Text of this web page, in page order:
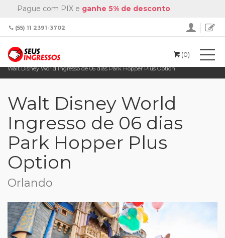
Pague com PIX e ganhe 5% de desconto
(55) 11 2391-3702
(0)
Home
Disney
Walt Disney World Ingresso de 06 dias Park Hopper Plus Option
Walt Disney World
Ingresso de 06 dias
Park Hopper Plus
Option
Orlando